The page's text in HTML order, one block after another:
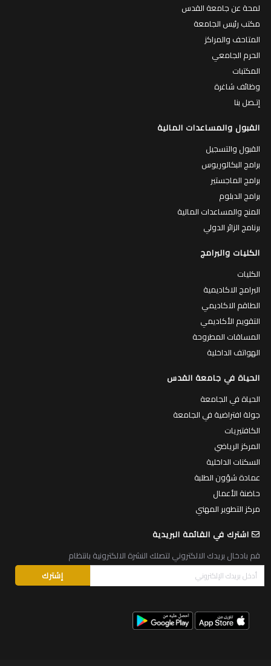
لمحة عن جامعة القدس
مكتب رئيس الجامعة
المتاحف والمراكز
الحرم الجامعي
المكتبات
وظائف شاغرة
إتـصل بنا
القبول والمساعدات المالية
القبول والتسجيل
برامج البكالوريوس
برامج الماجستير
برامج الدبلوم
المنح والمساعدات المالية
برنامج الزائر الدولي
الكليات والبرامج
الكليات
البرامج الاكاديمية
الطاقم الاكاديمي
التقويم الأكاديمي
المساقات المطروحة
الهواتف الداخلية
الحياة في جامعة القدس
الحياة في الجامعة
جولة افتراضية في الجامعة
الكافتيريات
المركز الرياضي
السكنات الداخلية
عمادة شؤون الطلبة
حاضنة الأعمال
مركز التطوير المهني
اشترك في القائمة البريدية
قم بادخال بريدك الالكتروني لتصلك النشرة الالكترونية بانتظام